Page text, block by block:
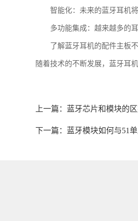
智能化：未来的蓝牙耳机
多功能集成：越来越多的
了解蓝牙耳机的配件主板
随着技术的不断发展，蓝牙耳
上一篇： 蓝牙芯片和模块的
下一篇： 蓝牙模块如何与51